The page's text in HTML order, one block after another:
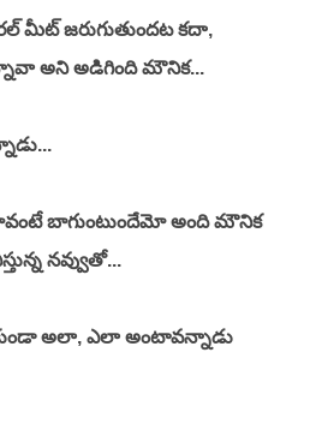
మీట్ జరుగుతుందట కదా,
అని అడిగింది మౌనిక...
రావంటే బాగుంటుందేమో అంది మౌనిక
నవ్వుతో...
అలా, ఎలా అంటావన్నాడు